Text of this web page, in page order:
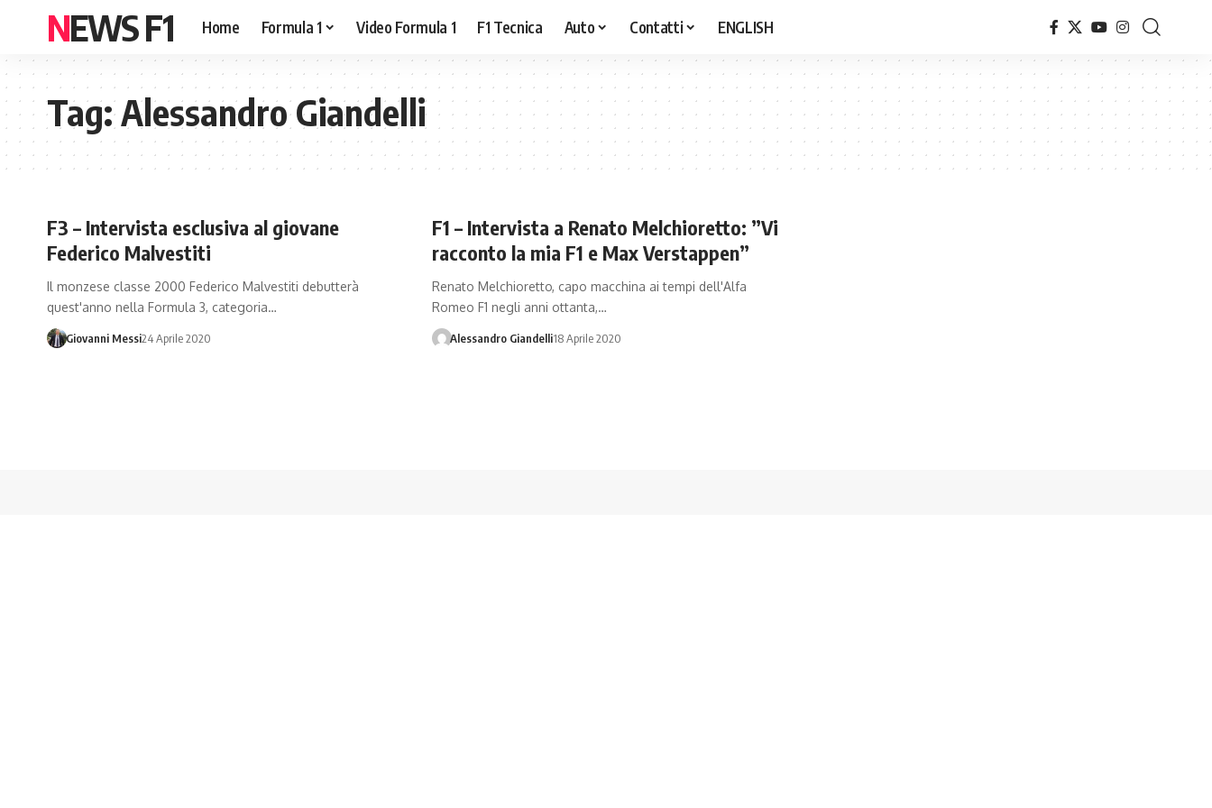
NEWS F1 Home Formula 1 Video Formula 1 F1 Tecnica Auto Contatti ENGLISH
Tag:Alessandro Giandelli
F3 – Intervista esclusiva al giovane
Federico Malvestiti
Il monzese classe 2000 Federico Malvestiti debutterà
quest'anno nella Formula 3, categoria…
Giovanni Messi24 Aprile 2020
F1 – Intervista a Renato Melchioretto: ”Vi
racconto la mia F1 e Max Verstappen”
Renato Melchioretto, capo macchina ai tempi dell'Alfa
Romeo F1 negli anni ottanta,…
Alessandro Giandelli18 Aprile 2020